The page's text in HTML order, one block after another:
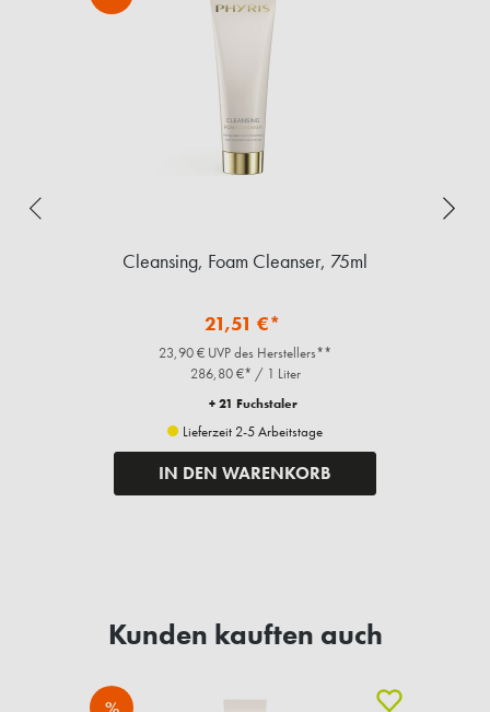
Cleansing, Foam Cleanser, 75ml
21,51 €*
23,90 € UVP des Herstellers**
286,80 €* / 1 Liter
+ 21 Fuchstaler
Lieferzeit 2-5 Arbeitstage
IN DEN WARENKORB
Kunden kauften auch